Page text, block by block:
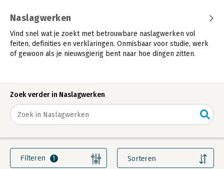
Naslagwerken
Vind snel wat je zoekt met betrouwbare naslagwerken vol
feiten, definities en verklaringen. Onmisbaar voor studie, werk
of gewoon als je nieuwsgierig bent naar hoe dingen zitten.
Zoek verder in Naslagwerken
Filteren 1 Sorteren